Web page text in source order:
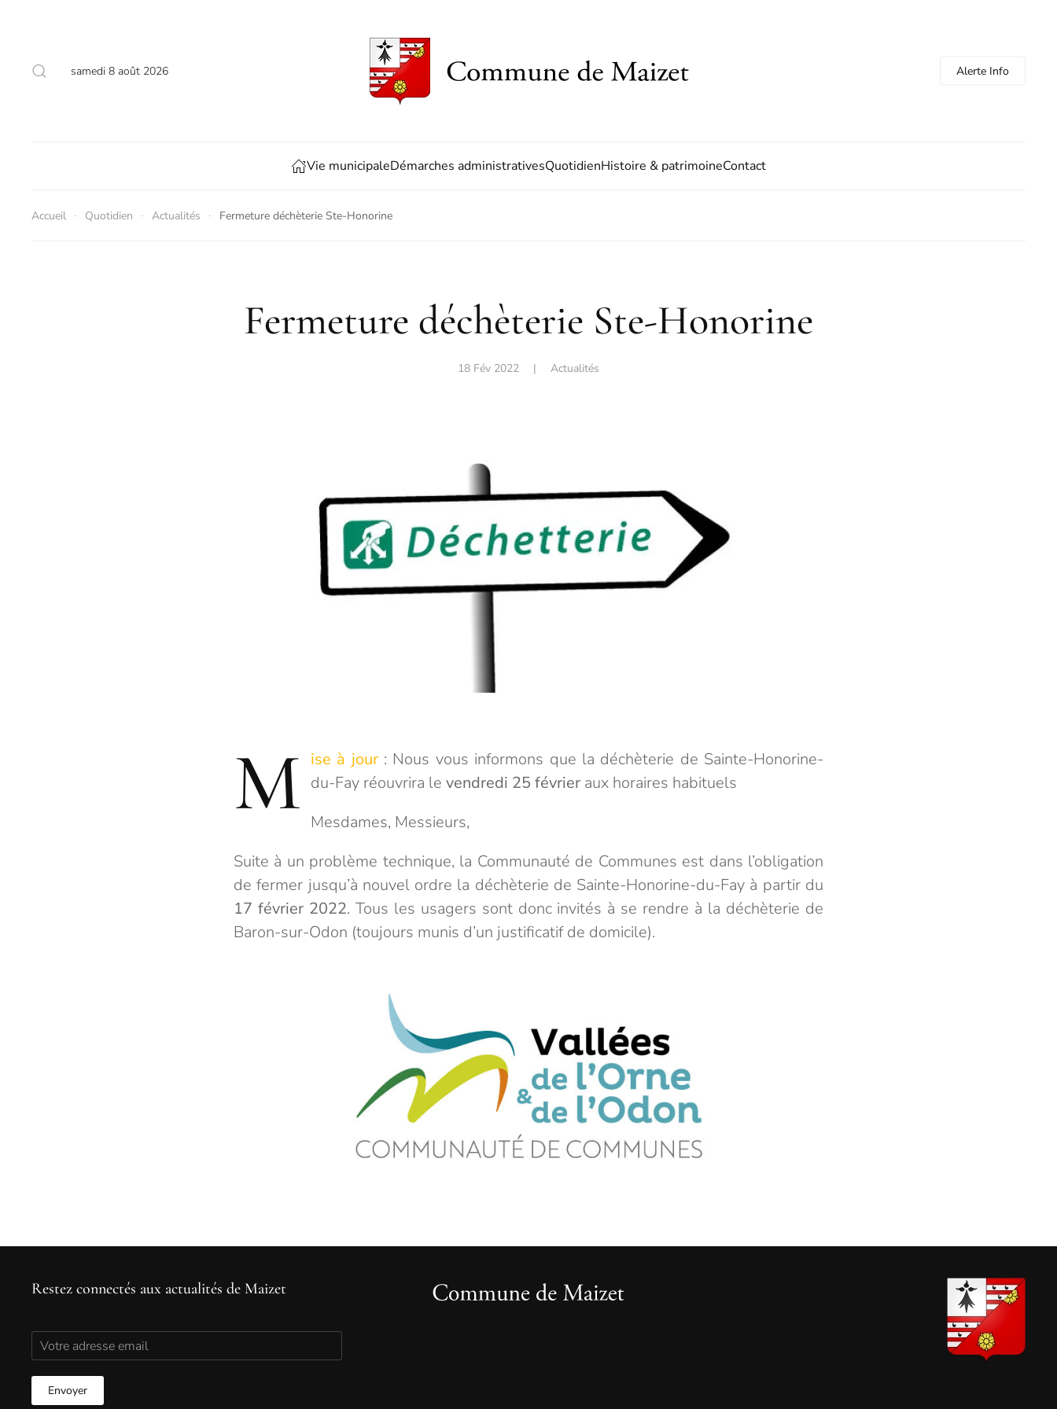
samedi 8 août 2026 Alerte Info
Vie municipaleDémarches administrativesQuotidienHistoire & patrimoineContact
Accueil Quotidien Actualités Fermeture déchèterie Ste-Honorine
Fermeture déchèterie Ste-Honorine
18 Fév 2022 | Actualités
M ise à jour: Nous vous informons que la déchèterie de Sainte-Honorine-
du-Fay réouvrira le vendredi 25 février aux horaires habituels
Mesdames, Messieurs,
Suite à un problème technique, la Communauté de Communes est dans l’obligation
de fermer jusqu’à nouvel ordre la déchèterie de Sainte-Honorine-du-Fay à partir du
17 février 2022. Tous les usagers sont donc invités à se rendre à la déchèterie de
Baron-sur-Odon (toujours munis d’un justificatif de domicile).
Restez connectés aux actualités de Maizet